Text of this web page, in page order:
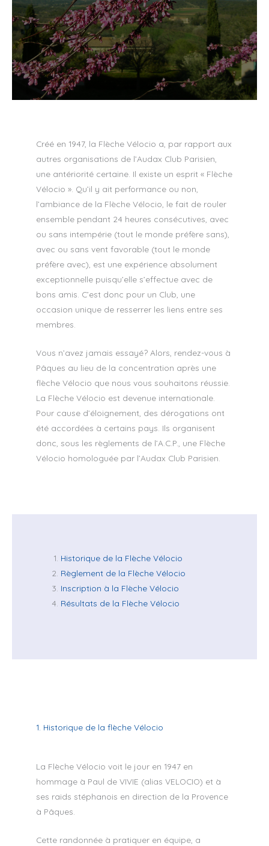
Créé en 1947, la Flèche Vélocio a, par rapport aux
autres organisations de l’Audax Club Parisien,
une antériorité certaine. Il existe un esprit « Flèche
Vélocio ». Qu’il y ait performance ou non,
l’ambiance de la Flèche Vélocio, le fait de rouler
ensemble pendant 24 heures consécutives, avec
ou sans intempérie (tout le monde préfère sans),
avec ou sans vent favorable (tout le monde
préfère avec), est une expérience absolument
exceptionnelle puisqu’elle s’effectue avec de
bons amis. C’est donc pour un Club, une
occasion unique de resserrer les liens entre ses
membres.
Vous n’avez jamais essayé? Alors, rendez-vous à
Pâques au lieu de la concentration après une
flèche Vélocio que nous vous souhaitons réussie.
La Flèche Vélocio est devenue internationale.
Pour cause d’éloignement, des dérogations ont
été accordées à certains pays. Ils organisent
donc, sous les règlements de l’A.C.P., une Flèche
Vélocio homologuée par l’Audax Club Parisien.
Historique de la Flèche Vélocio
Règlement de la Flèche Vélocio
Inscription à la Flèche Vélocio
Résultats de la Flèche Vélocio
1. Historique de la flèche Vélocio
La Flèche Vélocio voit le jour en 1947 en
hommage à Paul de VIVIE (alias VELOCIO) et à
ses raids stéphanois en direction de la Provence
à Pâques.
Cette randonnée à pratiquer en équipe, a